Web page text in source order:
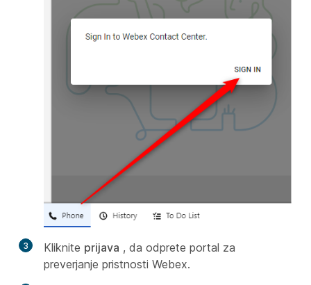
3 Kliknite prijava , da odprete portal za
preverjanje pristnosti Webex.